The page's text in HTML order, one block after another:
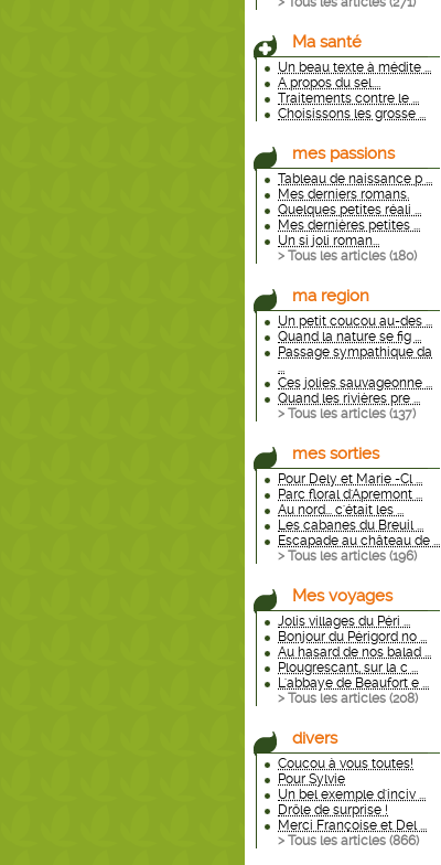
Ma santé
Un beau texte à médite ...
A propos du sel....
Traitements contre le ...
Choisissons les grosse ...
mes passions
Tableau de naissance p ...
Mes derniers romans.
Quelques petites réali ...
Mes dernières petites ...
Un si joli roman...
> Tous les articles (180)
ma region
Un petit coucou au-des ...
Quand la nature se fig ...
Passage sympathique da
...
Ces jolies sauvageonne ...
Quand les rivières pre ...
> Tous les articles (137)
mes sorties
Pour Dely et Marie -Cl ...
Parc floral d'Apremont ...
Au nord... c'était les ...
Les cabanes du Breuil ...
Escapade au château de ...
> Tous les articles (196)
Mes voyages
Jolis villages du Péri ...
Bonjour du Périgord no ...
Au hasard de nos balad ...
Plougrescant, sur la c ...
L'abbaye de Beaufort e ...
> Tous les articles (208)
divers
Coucou à vous toutes!
Pour Sylvie
Un bel exemple d'inciv ...
Drôle de surprise !
Merci Françoise et Del ...
> Tous les articles (866)